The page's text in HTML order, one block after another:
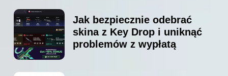
Jak bezpiecznie odebrać
skina z Key Drop i uniknąć
problemów z wypłatą